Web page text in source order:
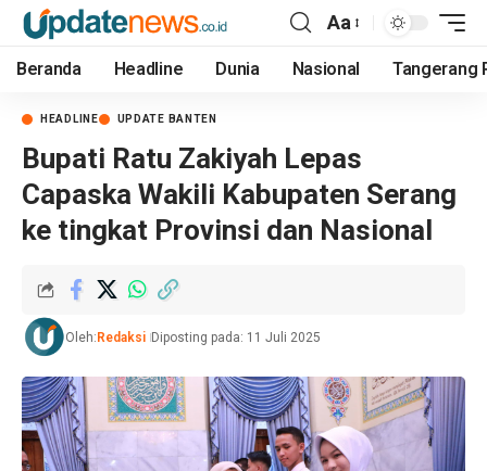
Aa
Beranda Headline Dunia Nasional Tangerang
HEADLINE UPDATE BANTEN
Bupati Ratu Zakiyah Lepas
Capaska Wakili Kabupaten Serang
ke tingkat Provinsi dan Nasional
Oleh: Redaksi Diposting pada: 11 Juli 2025